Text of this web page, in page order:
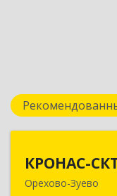
КРОНАС-
Орехово-Зуево
142600,